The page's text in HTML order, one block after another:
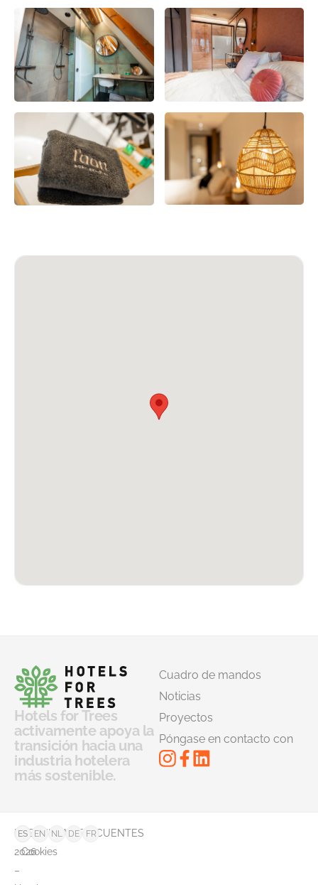
Hotels for Trees
activamente apoya la
transición hacia una
industria hotelera
más sostenible.
Cuadro de mandos
Noticias
Proyectos
Póngase en contacto con
©
2026
–
PREGUNTAS FRECUENTES
Cookies
ES EN NL DE FR